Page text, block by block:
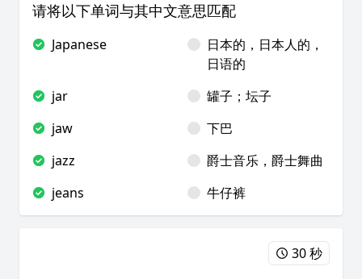
请将以下单词与其中文意思匹配
Japanese
日本的，日本人的，
日语的
jar
罐子；坛子
jaw
下巴
jazz
爵士音乐，爵士舞曲
jeans
牛仔裤
30 秒